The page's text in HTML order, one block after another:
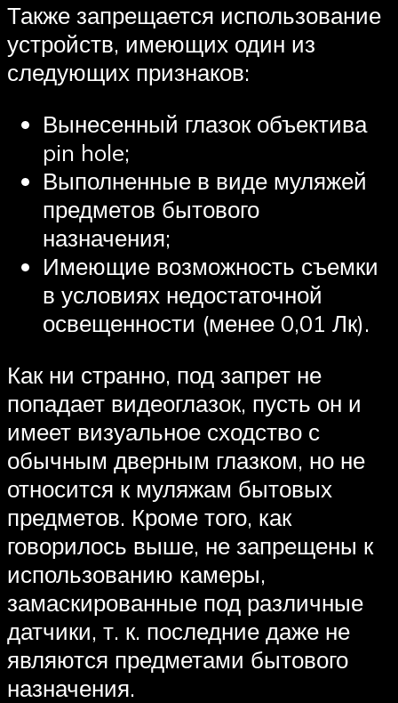
Также запрещается использование
устройств, имеющих один из
следующих признаков:
Вынесенный глазок объектива
pin hole;
Выполненные в виде муляжей
предметов бытового
назначения;
Имеющие возможность съемки
в условиях недостаточной
освещенности (менее 0,01 Лк).
Как ни странно, под запрет не
попадает видеоглазок, пусть он и
имеет визуальное сходство с
обычным дверным глазком, но не
относится к муляжам бытовых
предметов. Кроме того, как
говорилось выше, не запрещены к
использованию камеры,
замаскированные под различные
датчики, т. к. последние даже не
являются предметами бытового
назначения.